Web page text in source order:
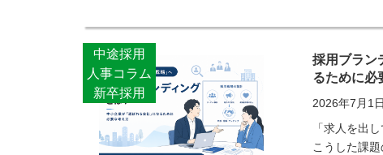
中途採用
人事コラム
新卒採用
採用ブラン
るために必
2026年7月1日
「求人を出
こうした課